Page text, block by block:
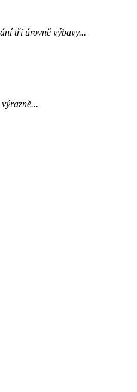
tři úrovně výbavy...